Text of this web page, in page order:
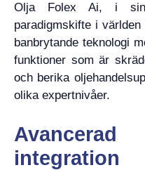
Olja Folex Ai, i sin
paradigmskifte i
banbrytande teknologi
funktioner som är
och berika
olika expertnivåer.
integration